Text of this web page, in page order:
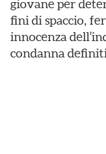
giovane per
fini di spaccio,
innocenza
condanna